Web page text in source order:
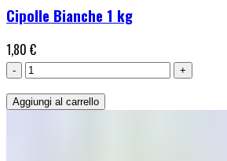
Cipolle Bianche 1 kg
1,80 €
Cipolle
1
Aggiungi al carrello